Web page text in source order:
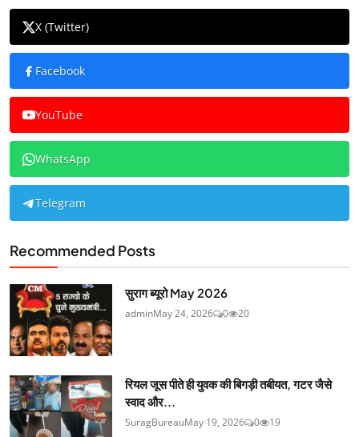
X (Twitter)
Facebook
YouTube
WhatsApp
Telegram
Recommended Posts
सुराग ब्यूरो May 2026
adminMay 24, 2026 0 20
रियल जूस पीते ही युवक की बिगड़ी तबीयत, गटर जैसे
स्वाद और...
SuragBureauMay 19, 2026 0 19